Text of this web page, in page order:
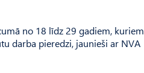
no 18 līdz 29 gadiem,
darba pieredzi, jaunieši ar NVA